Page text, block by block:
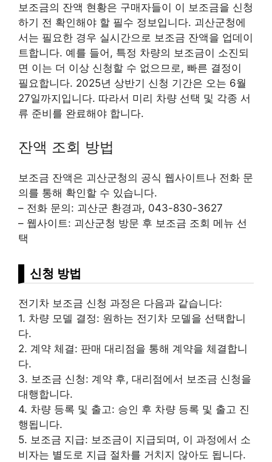
보조금의 잔액 현황은 구매자들이 이 보조금을 신청
하기 전 확인해야 할 필수 정보입니다. 괴산군청에
서는 필요한 경우 실시간으로 보조금 잔액을 업데이
트합니다. 예를 들어, 특정 차량의 보조금이 소진되
면 이는 더 이상 신청할 수 없으므로, 빠른 결정이
필요합니다. 2025년 상반기 신청 기간은 오는 6월
27일까지입니다. 따라서 미리 차량 선택 및 각종 서
류 준비를 완료해야 합니다.
잔액 조회 방법
보조금 잔액은 괴산군청의 공식 웹사이트나 전화 문
의를 통해 확인할 수 있습니다.
– 전화 문의: 괴산군 환경과, 043-830-3627
– 웹사이트: 괴산군청 방문 후 보조금 조회 메뉴 선
택
신청 방법
전기차 보조금 신청 과정은 다음과 같습니다:
1. 차량 모델 결정: 원하는 전기차 모델을 선택합니
다.
2. 계약 체결: 판매 대리점을 통해 계약을 체결합니
다.
3. 보조금 신청: 계약 후, 대리점에서 보조금 신청을
대행합니다.
4. 차량 등록 및 출고: 승인 후 차량 등록 및 출고 진
행됩니다.
5. 보조금 지급: 보조금이 지급되며, 이 과정에서 소
비자는 별도로 지급 절차를 거치지 않아도 됩니다.